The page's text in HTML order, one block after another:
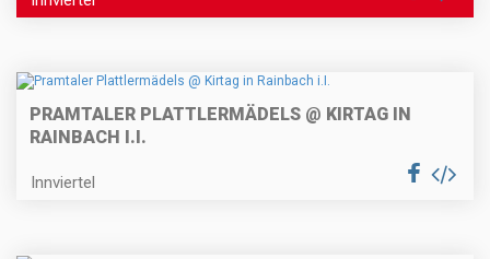
PRAMTALER PLATTLERMÄDELS @ KIRTAG IN
RAINBACH I.I.
Innviertel